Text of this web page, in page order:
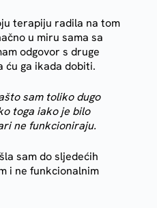
terapiju radila na tom
u miru sama sa
odgovor s druge
ću ga ikada dobiti.
sam toliko dugo
toga iako je bilo
ne funkcioniraju.
sam do sljedećih
i ne funkcionalnim